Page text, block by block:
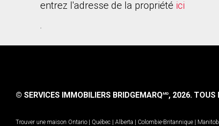
entrez l'adresse de la propriété ici
.
© SERVICES IMMOBILIERS BRIDGEMARQMD, 2026. TOUS
Trouver une maison Ontario | Québec | Alberta | Colombie-Britannique |